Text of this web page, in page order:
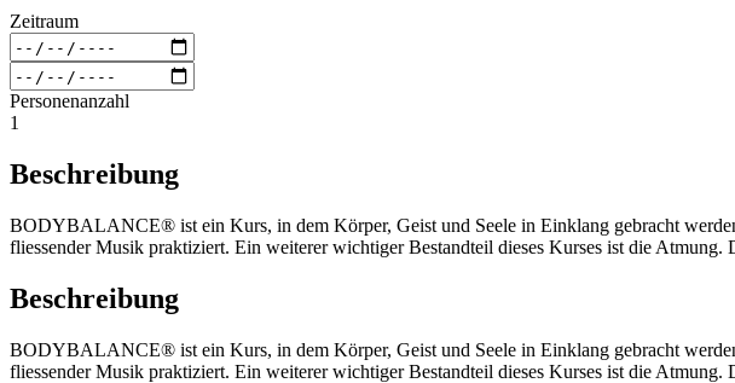
Zeitraum
Personenanzahl
1
Beschreibung
BODYBALANCE® ist ein Kurs, in dem Körper, Geist und Seele in Einklang gebracht
fliessender Musik praktiziert. Ein weiterer wichtiger Bestandteil dieses Kurses ist die
Beschreibung
BODYBALANCE® ist ein Kurs, in dem Körper, Geist und Seele in Einklang gebracht
fliessender Musik praktiziert. Ein weiterer wichtiger Bestandteil dieses Kurses ist die